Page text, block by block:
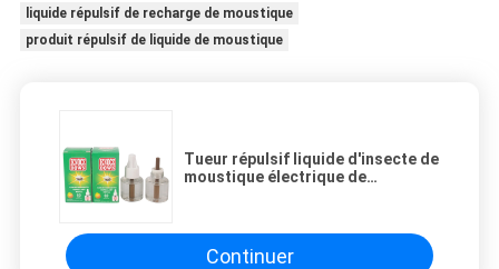
liquide répulsif de recharge de moustique
produit répulsif de liquide de moustique
Tueur répulsif liquide d'insecte de
moustique électrique de
Continuer